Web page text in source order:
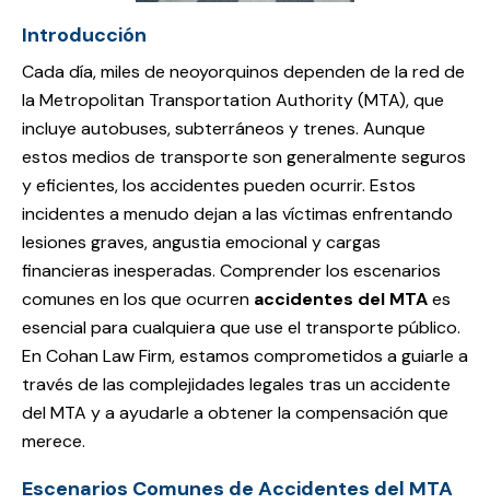
Introducción
Cada día, miles de neoyorquinos dependen de la red de
la Metropolitan Transportation Authority (MTA), que
incluye autobuses, subterráneos y trenes. Aunque
estos medios de transporte son generalmente seguros
y eficientes, los accidentes pueden ocurrir. Estos
incidentes a menudo dejan a las víctimas enfrentando
lesiones graves, angustia emocional y cargas
financieras inesperadas. Comprender los escenarios
comunes en los que ocurren accidentes del MTAes
esencial para cualquiera que use el transporte público.
En Cohan Law Firm, estamos comprometidos a guiarle a
través de las complejidades legales tras un accidente
del MTA y a ayudarle a obtener la compensación que
merece.
Escenarios Comunes de Accidentes del MTA